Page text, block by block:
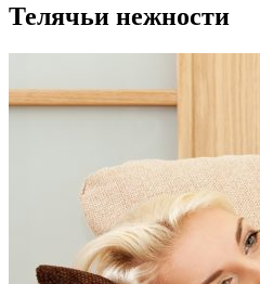
Телячьи нежности